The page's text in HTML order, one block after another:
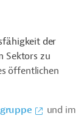
der
Sektors zu
öffentlichen
und im